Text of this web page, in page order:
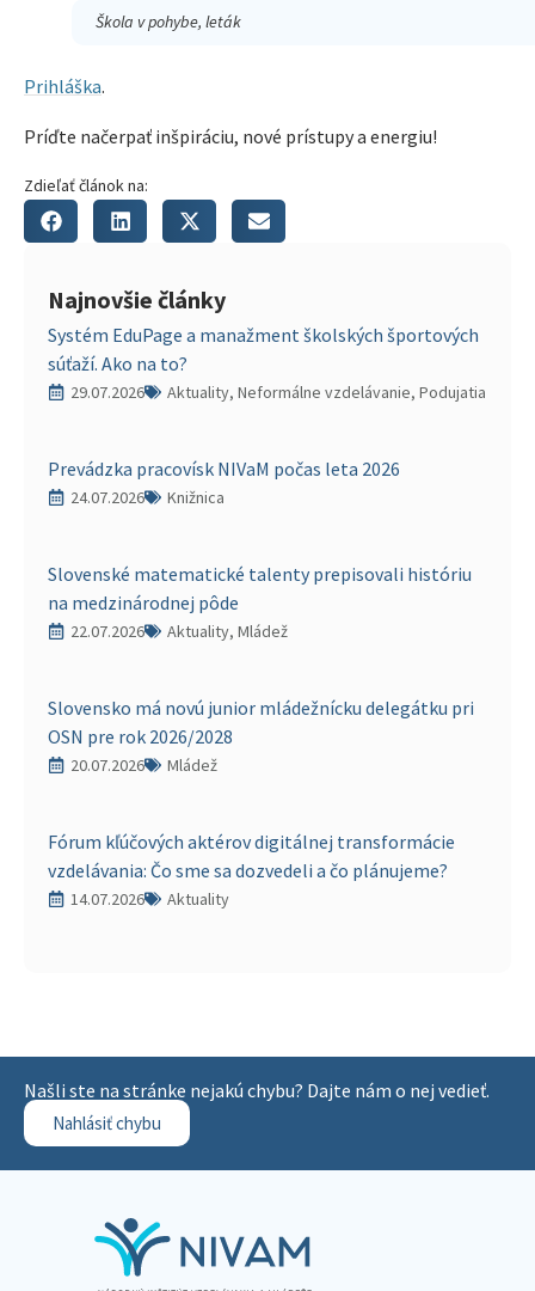
Škola v pohybe, leták
Prihláška.
Príďte načerpať inšpiráciu, nové prístupy a energiu!
Zdieľať článok na:
Najnovšie články
Systém EduPage a manažment školských športových
súťaží. Ako na to?
29.07.2026 Aktuality, Neformálne vzdelávanie, Podujatia
Prevádzka pracovísk NIVaM počas leta 2026
24.07.2026 Knižnica
Slovenské matematické talenty prepisovali históriu
na medzinárodnej pôde
22.07.2026 Aktuality, Mládež
Slovensko má novú junior mládežnícku delegátku pri
OSN pre rok 2026/2028
20.07.2026 Mládež
Fórum kľúčových aktérov digitálnej transformácie
vzdelávania: Čo sme sa dozvedeli a čo plánujeme?
14.07.2026 Aktuality
Našli ste na stránke nejakú chybu? Dajte nám o nej vedieť.
Nahlásiť chybu